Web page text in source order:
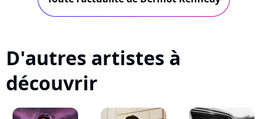
D'autres artistes à
découvrir